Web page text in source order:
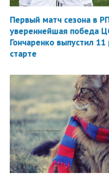
Первый матч сезона в
увереннейшая победа
Гончаренко выпустил 11
старте